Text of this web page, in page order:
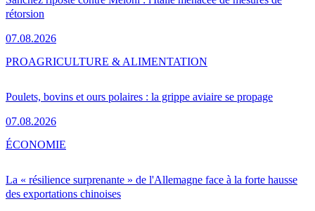
rétorsion
07.08.2026
Poulets, bovins et ours polaires : la grippe aviaire se propage
07.08.2026
PROAGRICULTURE & ALIMENTATION
La « résilience surprenante » de l'Allemagne face à la forte hausse
des exportations chinoises
ÉCONOMIE